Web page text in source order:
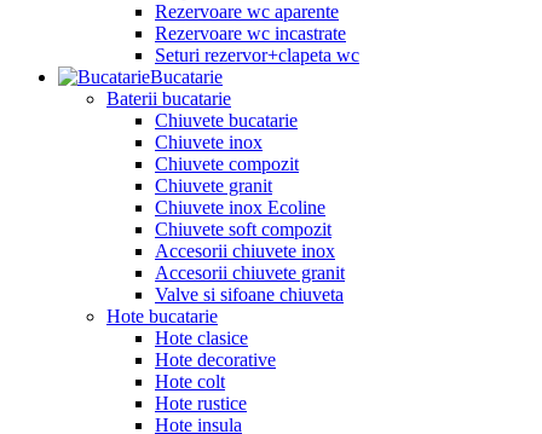
Rezervoare wc aparente
Rezervoare wc incastrate
Seturi rezervor+clapeta wc
Bucatarie
Baterii bucatarie
Chiuvete bucatarie
Chiuvete inox
Chiuvete compozit
Chiuvete granit
Chiuvete inox Ecoline
Chiuvete soft compozit
Accesorii chiuvete inox
Accesorii chiuvete granit
Valve si sifoane chiuveta
Hote bucatarie
Hote clasice
Hote decorative
Hote colt
Hote rustice
Hote insula